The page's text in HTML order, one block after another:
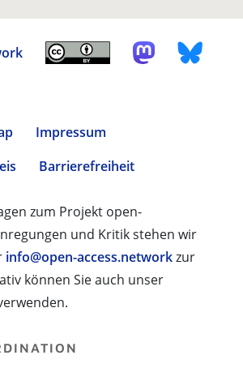
Impressum
Barrierefreiheit
zum Projekt open-
und Kritik stehen wir
info@open-access.networkzur
können Sie auch unser